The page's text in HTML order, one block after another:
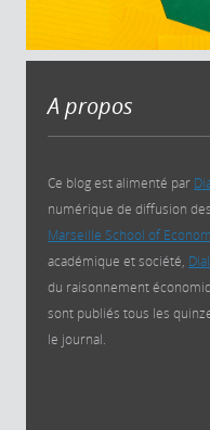
A propos
Ce blog est alimenté par
numérique de diffusion
Marseille School of
académique et société,
du raisonnement
sont publiés tous les
le journal.